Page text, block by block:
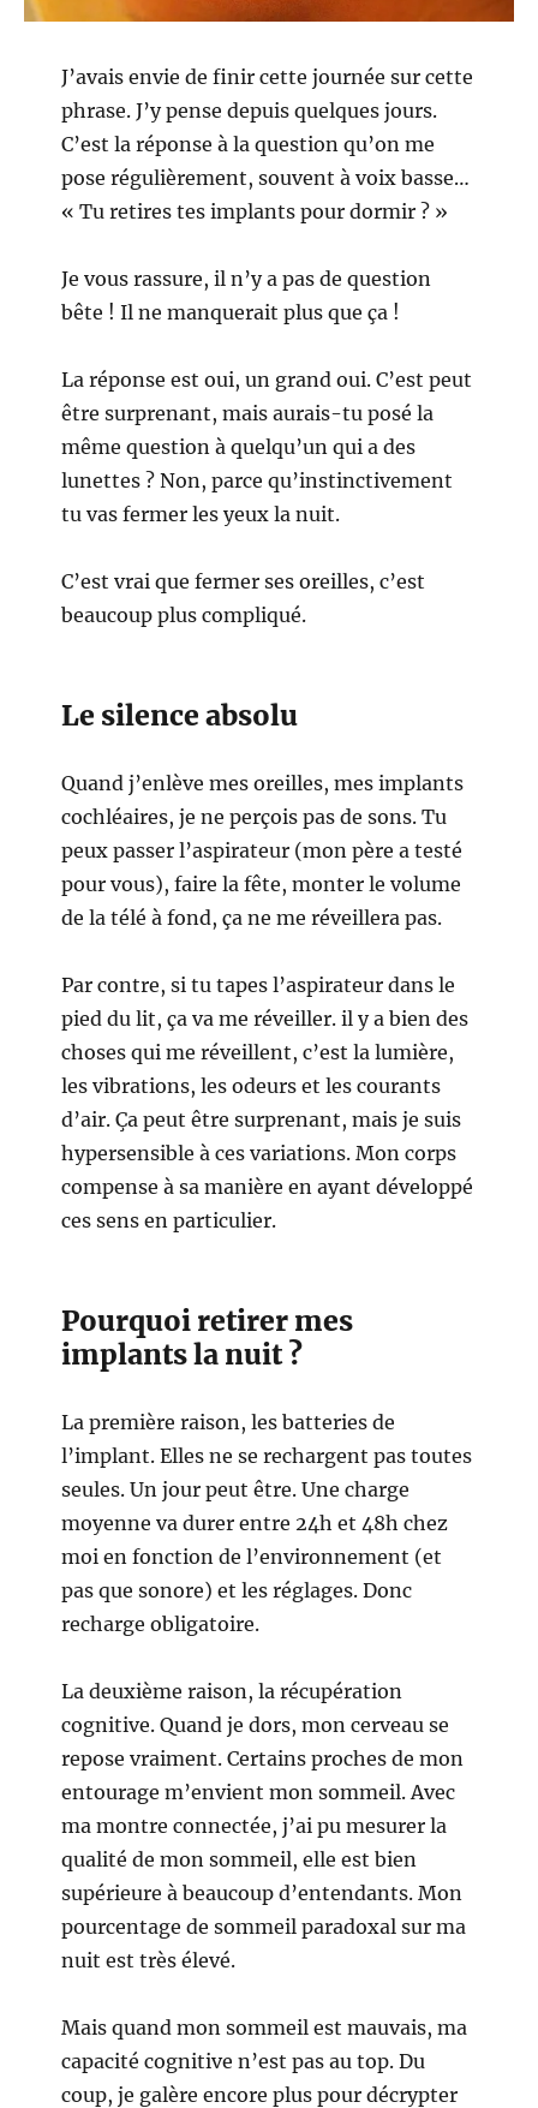
J’avais envie de finir cette journée sur cette
phrase. J’y pense depuis quelques jours.
C’est la réponse à la question qu’on me
pose régulièrement, souvent à voix basse…
« Tu retires tes implants pour dormir ? »
Je vous rassure, il n’y a pas de question
bête ! Il ne manquerait plus que ça !
La réponse est oui, un grand oui. C’est peut
être surprenant, mais aurais-tu posé la
même question à quelqu’un qui a des
lunettes ? Non, parce qu’instinctivement
tu vas fermer les yeux la nuit.
C’est vrai que fermer ses oreilles, c’est
beaucoup plus compliqué.
Le silence absolu
Quand j’enlève mes oreilles, mes implants
cochléaires, je ne perçois pas de sons. Tu
peux passer l’aspirateur (mon père a testé
pour vous), faire la fête, monter le volume
de la télé à fond, ça ne me réveillera pas.
Par contre, si tu tapes l’aspirateur dans le
pied du lit, ça va me réveiller. il y a bien des
choses qui me réveillent, c’est la lumière,
les vibrations, les odeurs et les courants
d’air. Ça peut être surprenant, mais je suis
hypersensible à ces variations. Mon corps
compense à sa manière en ayant développé
ces sens en particulier.
Pourquoi retirer mes
implants la nuit ?
La première raison, les batteries de
l’implant. Elles ne se rechargent pas toutes
seules. Un jour peut être. Une charge
moyenne va durer entre 24h et 48h chez
moi en fonction de l’environnement (et
pas que sonore) et les réglages. Donc
recharge obligatoire.
La deuxième raison, la récupération
cognitive. Quand je dors, mon cerveau se
repose vraiment. Certains proches de mon
entourage m’envient mon sommeil. Avec
ma montre connectée, j’ai pu mesurer la
qualité de mon sommeil, elle est bien
supérieure à beaucoup d’entendants. Mon
pourcentage de sommeil paradoxal sur ma
nuit est très élevé.
Mais quand mon sommeil est mauvais, ma
capacité cognitive n’est pas au top. Du
coup, je galère encore plus pour décrypter